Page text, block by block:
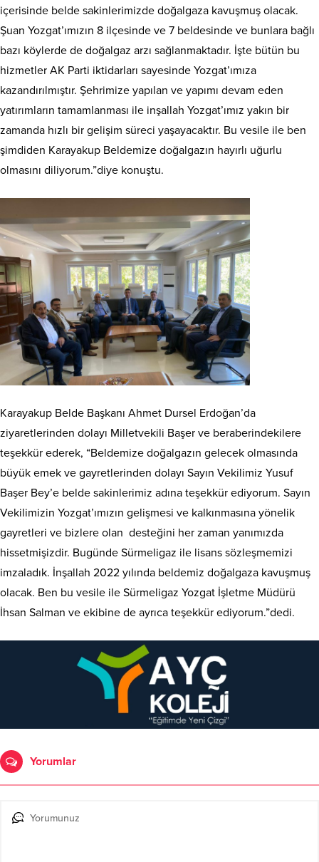
içerisinde belde sakinlerimizde doğalgaza kavuşmuş olacak.
Şuan Yozgat’ımızın 8 ilçesinde ve 7 beldesinde ve bunlara bağlı
bazı köylerde de doğalgaz arzı sağlanmaktadır. İşte bütün bu
hizmetler AK Parti iktidarları sayesinde Yozgat’ımıza
kazandırılmıştır. Şehrimize yapılan ve yapımı devam eden
yatırımların tamamlanması ile inşallah Yozgat’ımız yakın bir
zamanda hızlı bir gelişim süreci yaşayacaktır. Bu vesile ile ben
şimdiden Karayakup Beldemize doğalgazın hayırlı uğurlu
olmasını diliyorum.”diye konuştu.
Karayakup Belde Başkanı Ahmet Dursel Erdoğan’da
ziyaretlerinden dolayı Milletvekili Başer ve beraberindekilere
teşekkür ederek, “Beldemize doğalgazın gelecek olmasında
büyük emek ve gayretlerinden dolayı Sayın Vekilimiz Yusuf
Başer Bey’e belde sakinlerimiz adına teşekkür ediyorum. Sayın
Vekilimizin Yozgat’ımızın gelişmesi ve kalkınmasına yönelik
gayretleri ve bizlere olan desteğini her zaman yanımızda
hissetmişizdir. Bugünde Sürmeligaz ile lisans sözleşmemizi
imzaladık. İnşallah 2022 yılında beldemiz doğalgaza kavuşmuş
olacak. Ben bu vesile ile Sürmeligaz Yozgat İşletme Müdürü
İhsan Salman ve ekibine de ayrıca teşekkür ediyorum.”dedi.
Yorumlar